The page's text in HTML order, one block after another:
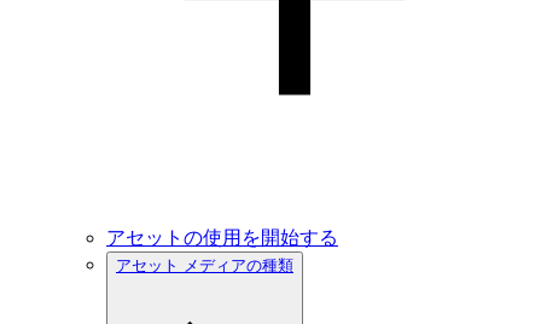
アセットの使用を開始する
アセット メディアの種類